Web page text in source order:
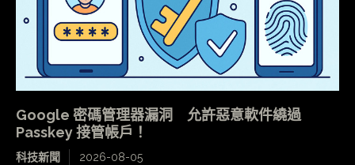
Google 密碼管理器漏洞 允許惡意軟件繞過
Passkey 接管帳戶！
科技新聞 2026-08-05